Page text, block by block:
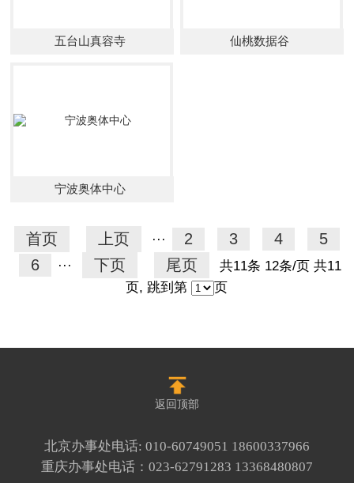
五台山真容寺 仙桃数据谷
宁波奥体中心
首页 上页 ··· 2 3 4
5
6
··· 下页 尾页
共11条 12条/页 共11
页, 跳到第
页
返回顶部
北京办事处电话: 010-60749051 18600337966
重庆办事处电话： 023-62791283 13368480807